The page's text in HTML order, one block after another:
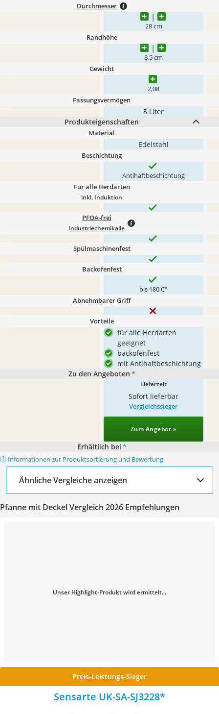
Durchmesser
28 cm
Randhöhe
8,5 cm
Gewicht
2,08
Fassungsvermögen
5 Liter
Produkteigenschaften
Material
Edelstahl
Beschichtung
Antihaftbeschichtung
Für alle Herdarten
inkl. Induktion
PFOA-frei
Industriechemikalie
Spülmaschinenfest
Backofenfest
bis 180 C°
Abnehmbarer Griff
Vorteile
für alle Herdarten
geeignet
backofenfest
mit Antihaftbeschichtung
Zu den Angeboten *
Lieferzeit
Sofort lieferbar
Vergleichssieger
Zum Angebot »
Erhältlich bei *
ⓘ Informationen zur Produktsortierung und Bewertung
Ähnliche Vergleiche anzeigen
Pfanne mit Deckel Vergleich 2026 Empfehlungen
Unser Highlight-Produkt wird ermittelt...
Preis-Leistungs-Sieger
Sensarte UK-SA-SJ3228